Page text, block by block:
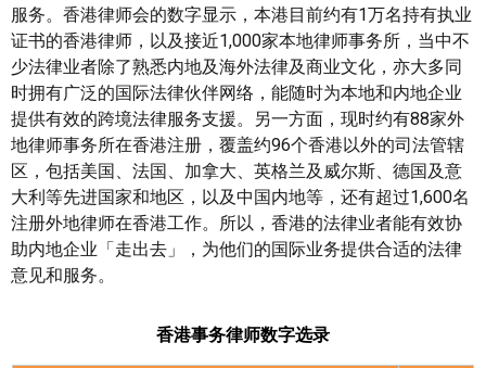
服务。香港律师会的数字显示，本港目前约有1万名持有执业
证书的香港律师，以及接近1,000家本地律师事务所，当中不
少法律业者除了熟悉内地及海外法律及商业文化，亦大多同
时拥有广泛的国际法律伙伴网络，能随时为本地和内地企业
提供有效的跨境法律服务支援。另一方面，现时约有88家外
地律师事务所在香港注册，覆盖约96个香港以外的司法管辖
区，包括美国、法国、加拿大、英格兰及威尔斯、德国及意
大利等先进国家和地区，以及中国内地等，还有超过1,600名
注册外地律师在香港工作。所以，香港的法律业者能有效协
助内地企业「走出去」，为他们的国际业务提供合适的法律
意见和服务。
香港事务律师数字选录